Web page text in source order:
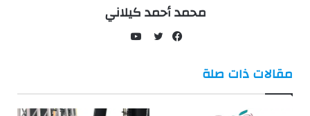
محمد أحمد كيلاني
مقالات ذات صلة